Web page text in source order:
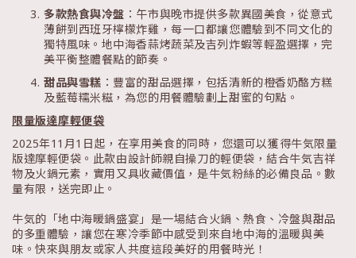
多款熱食與冷盤 ：午市與晚市提供多款異國美食，從意式
薄餅到西班牙檸檬炸雞，每一口都讓您體驗到不同文化的
獨特風味。地中海香蒜烤蔬菜及吉列炸蝦等輕盈選擇，完
美平衡整體餐點的節奏。
甜品與雪糕 ：豐富的甜品選擇，包括清新的橙香奶酪方糕
及藍莓糯米糍，為您的用餐體驗劃上甜蜜的句點。
限量版達摩輕便袋
2025年11月1日起，在享用美食的同時，您還可以獲得牛気限量
版達摩輕便袋。此款由設計師親自操刀的輕便袋，結合牛気吉祥
物及火鍋元素，實用又具收藏價值，是牛気粉絲的必備良品。數
量有限，送完即止。
牛気的「地中海暖鍋盛宴」是一場結合火鍋、熱食、冷盤與甜品
的多重體驗，讓您在寒冷季節中感受到來自地中海的溫暖與美
味。快來與朋友或家人共度這段美好的用餐時光！